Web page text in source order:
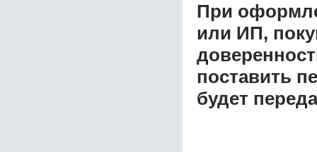
При
или ИП,
поставить
будет